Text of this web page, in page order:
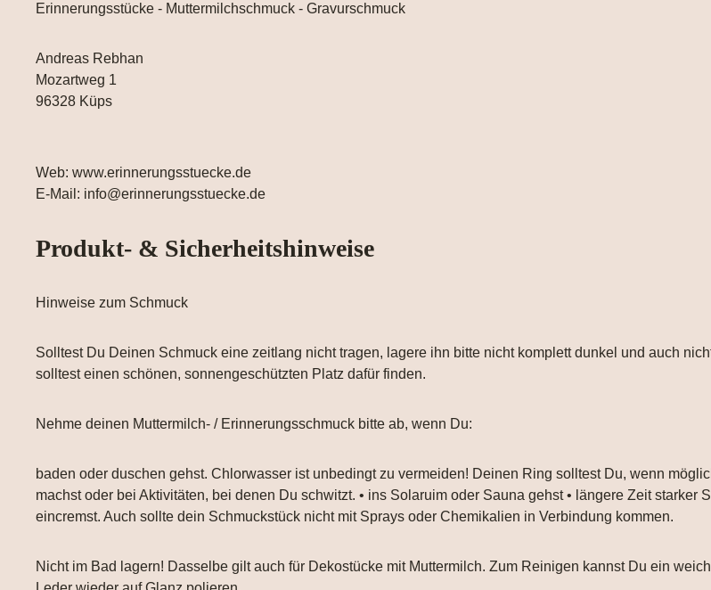
Erinnerungsstücke - Muttermilchschmuck - Gravurschmuck
Andreas Rebhan
Mozartweg 1
96328 Küps
Web: www.erinnerungsstuecke.de
E-Mail: info@erinnerungsstuecke.de
Produkt- & Sicherheitshinweise
Hinweise zum Schmuck
Solltest Du Deinen Schmuck eine zeitlang nicht tragen, lagere ihn bitte nicht komplett dunkel und auch
solltest einen schönen, sonnengeschützten Platz dafür finden.
Nehme deinen Muttermilch- / Erinnerungsschmuck bitte ab, wenn Du:
baden oder duschen gehst. Chlorwasser ist unbedingt zu vermeiden! Deinen Ring solltest Du, wenn
machst oder bei Aktivitäten, bei denen Du schwitzt. • ins Solaruim oder Sauna gehst • längere Zeit starker
eincremst. Auch sollte dein Schmuckstück nicht mit Sprays oder Chemikalien in Verbindung kommen.
Nicht im Bad lagern! Dasselbe gilt auch für Dekostücke mit Muttermilch. Zum Reinigen kannst Du ein